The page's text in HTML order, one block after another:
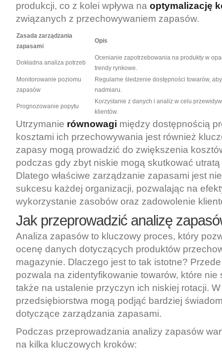
produkcji, co z kolei wpływa na optymalizację
związanych z przechowywaniem zapasów.
Zasada zarządzania
zapasami
Opis
Dokładna analiza potrzeb
Ocenianie zapotrzebowania na produkty w
trendy rynkowe.
Monitorowanie poziomu
zapasów
Regularne śledzenie dostępności towarów,
nadmiaru.
Prognozowanie popytu
Korzystanie z danych i analiz w celu
klientów.
Utrzymanie równowagi między dostępnością
kosztami ich przechowywania jest również
zapasy mogą prowadzić do zwiększenia
podczas gdy zbyt niskie mogą skutkować
Dlatego właściwe zarządzanie zapasami jest
sukcesu każdej organizacji, pozwalając na
wykorzystanie zasobów oraz zadowolenie
Jak przeprowadzić analizę
Analiza zapasów to kluczowy proces, który
ocenę danych dotyczących produktów
magazynie. Dlaczego jest to tak istotne?
pozwala na zidentyfikowanie towarów, które nie
także na ustalenie przyczyn ich niskiej rotacji.
przedsiębiorstwa mogą podjąć bardziej
dotyczące zarządzania zapasami.
Podczas przeprowadzania analizy zapasów
na kilka kluczowych kroków: